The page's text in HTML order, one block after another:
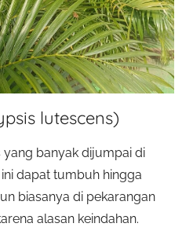
lutescens)
yang banyak dijumpai di
dapat tumbuh hingga
biasanya di pekarangan
alasan keindahan.